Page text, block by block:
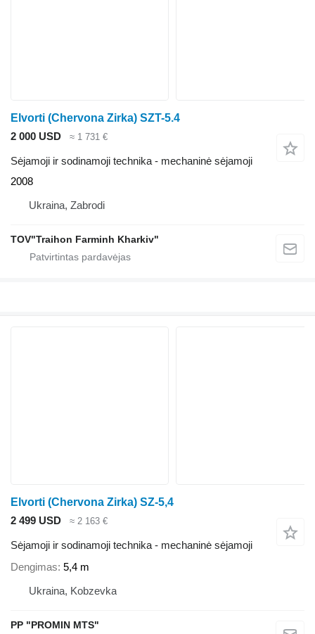
Elvorti (Chervona Zirka) SZT-5.4
2 000 USD
≈ 1 731 €
Sėjamoji ir sodinamoji technika - mechaninė sėjamoji
2008
Ukraina, Zabrodi
TOV"Traihon Farminh Kharkiv"
Elvorti (Chervona Zirka) SZ-5,4
2 499 USD
≈ 2 163 €
Sėjamoji ir sodinamoji technika - mechaninė sėjamoji
Dengimas 5,4 m
Ukraina, Kobzevka
PP "PROMIN MTS"